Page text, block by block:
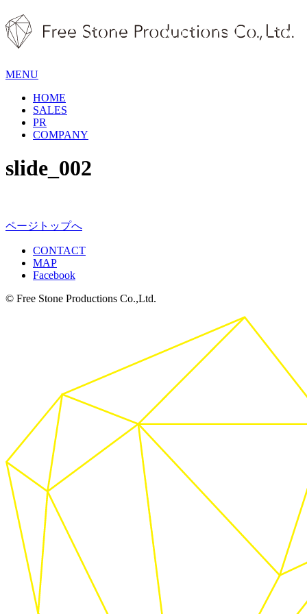
MENU
HOME
SALES
PR
COMPANY
slide_002
ページトップへ
CONTACT
MAP
Facebook
© Free Stone Productions Co.,Ltd.